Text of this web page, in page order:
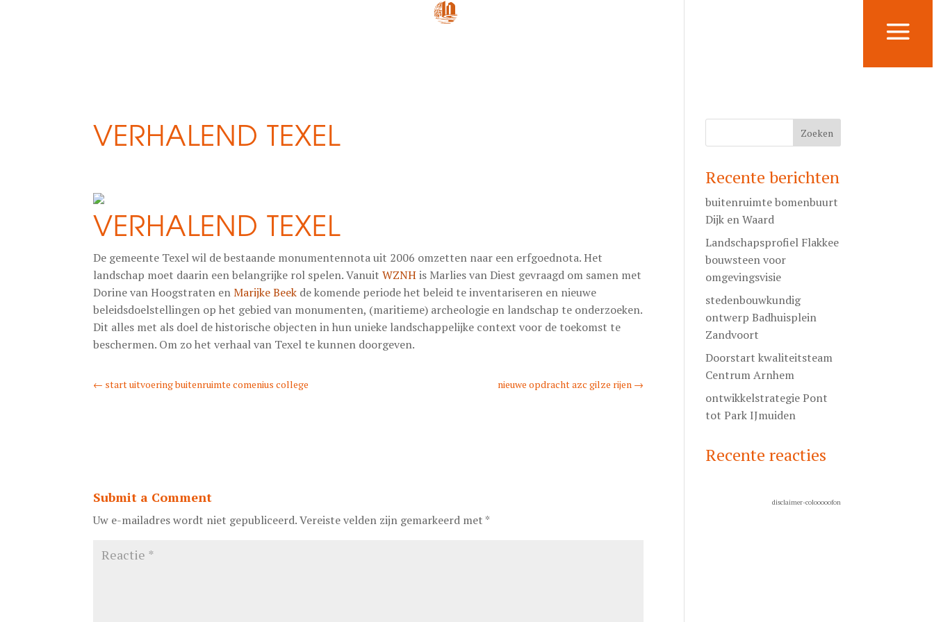
VERHALEND TEXEL
VERHALEND TEXEL
De gemeente Texel wil de bestaande monumentennota uit 2006 omzetten naar een erfgoednota. Het
landschap moet daarin een belangrijke rol spelen. VanuitWZNHis Marlies van Diest gevraagd om samen met
Dorine van Hoogstraten enMarijke Beek de komende periode het beleid te inventariseren en nieuwe
beleidsdoelstellingen op het gebied van monumenten, (maritieme) archeologie en landschap te onderzoeken.
Dit alles met als doel de historische objecten in hun unieke landschappelijke context voor de toekomst te
beschermen. Om zo het verhaal van Texel te kunnen doorgeven.
← start uitvoering buitenruimte comenius college nieuwe opdracht azc gilze rijen →
Submit a Comment
Uw e-mailadres wordt niet gepubliceerd. Vereiste velden zijn gemarkeerd met *
Recente berichten
buitenruimte bomenbuurt
Dijk en Waard
Landschapsprofiel Flakkee
bouwsteen voor
omgevingsvisie
stedenbouwkundig
ontwerp Badhuisplein
Zandvoort
Doorstart kwaliteitsteam
Centrum Arnhem
ontwikkelstrategie Pont
tot Park IJmuiden
Recente reacties
disclaimer-colooooofon